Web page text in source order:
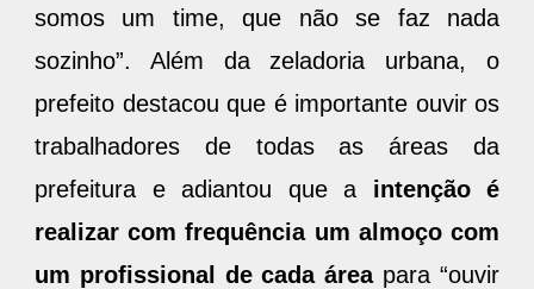
somos um time, que não se faz nada
sozinho”. Além da zeladoria urbana, o
prefeito destacou que é importante ouvir os
trabalhadores de todas as áreas da
prefeitura e adiantou que a intenção é
realizar com frequência um almoço com
um profissional de cada áreapara “ouvir